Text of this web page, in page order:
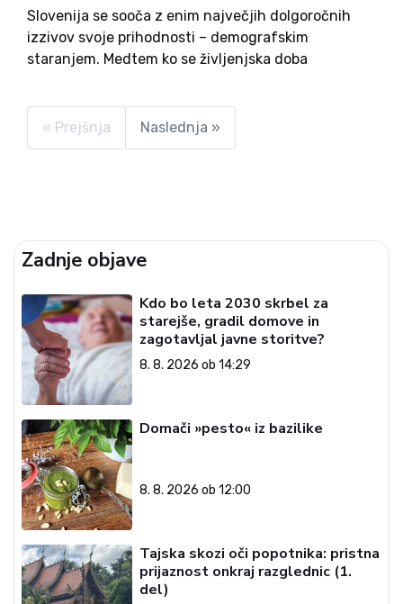
Slovenija se sooča z enim največjih dolgoročnih
izzivov svoje prihodnosti – demografskim
staranjem. Medtem ko se življenjska doba
dosežek, se hkrati zmanjšuje število ljudi, ki s
svojim delom financirajo pokojninski in
zdravstveni sistem ter...
« Prejšnja Naslednja »
Zadnje objave
Kdo bo leta 2030 skrbel za
starejše, gradil domove in
zagotavljal javne storitve?
8. 8. 2026 ob 14:29
Domači »pesto« iz bazilike
8. 8. 2026 ob 12:00
Tajska skozi oči popotnika: pristna
prijaznost onkraj razglednic (1.
del)